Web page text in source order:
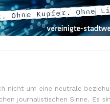
nicht um eine neutrale
journalistischen Sinne. Es